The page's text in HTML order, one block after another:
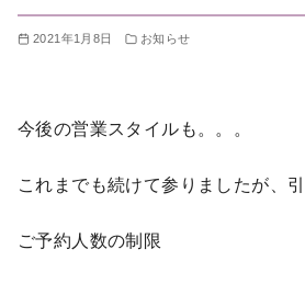
2021年1月8日 お知らせ
今後の営業スタイルも。。。
これまでも続けて参りましたが、
ご予約人数の制限